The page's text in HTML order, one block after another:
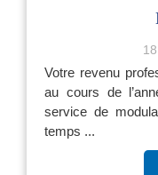
Votre revenu
au cours de
service de
temps ...